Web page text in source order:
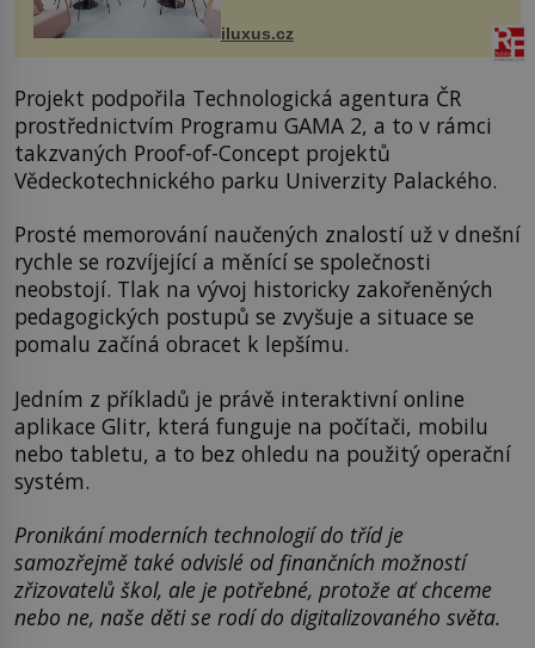
budov Media...
iluxus.cz
Projekt podpořila Technologická agentura ČR
prostřednictvím Programu GAMA 2, a to v rámci
takzvaných Proof-of-Concept projektů
Vědeckotechnického parku Univerzity Palackého.
Prosté memorování naučených znalostí už v dnešní
rychle se rozvíjející a měnící se společnosti
neobstojí. Tlak na vývoj historicky zakořeněných
pedagogických postupů se zvyšuje a situace se
pomalu začíná obracet k lepšímu.
Jedním z příkladů je právě interaktivní online
aplikace Glitr, která funguje na počítači, mobilu
nebo tabletu, a to bez ohledu na použitý operační
systém.
Pronikání moderních technologií do tříd je
samozřejmě také odvislé od finančních možností
zřizovatelů škol, ale je potřebné, protože ať chceme
nebo ne, naše děti se rodí do digitalizovaného světa.